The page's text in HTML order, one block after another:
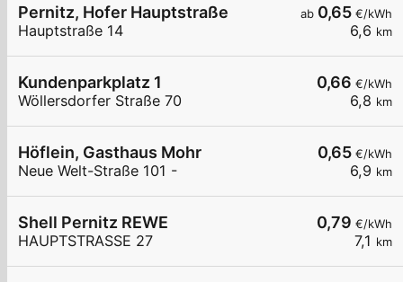
ab 0,65 €/kWh
6,6 km
Pernitz, Hofer Hauptstraße
Hauptstraße 14
0,66 €/kWh
6,8 km
Kundenparkplatz 1
Wöllersdorfer Straße 70
0,65 €/kWh
6,9 km
Höflein, Gasthaus Mohr
Neue Welt-Straße 101 -
0,79 €/kWh
7,1 km
Shell Pernitz REWE
HAUPTSTRASSE 27